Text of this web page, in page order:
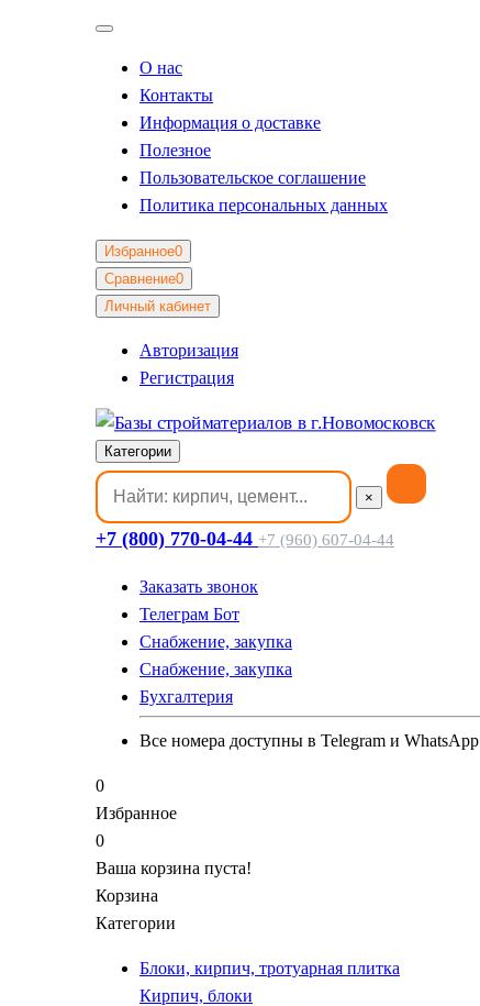
О нас
Контакты
Информация о доставке
Полезное
Пользовательское соглашение
Политика персональных данных
Избранное0
Сравнение0
Личный кабинет
Авторизация
Регистрация
Категории
×
+7 (800) 770-04-44 +7 (960) 607-04-44
Заказать звонок
Телеграм Бот
Cнабжение, закупка
Cнабжение, закупка
Бухгалтерия
Все номера доступны в Telegram и WhatsApp
0
Избранное
0
Ваша корзина пуста!
Корзина
Категории
Блоки, кирпич, тротуарная плитка
Кирпич, блоки